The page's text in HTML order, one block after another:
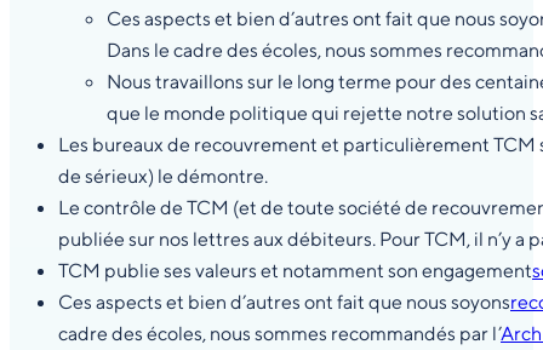
Ces aspects et bien d’autres ont fait que nous
Dans le cadre des écoles, nous sommes
Nous travaillons sur le long terme pour des
que le monde politique qui rejette notre solution
Les bureaux de recouvrement et particulièrement TCM
de sérieux) le démontre.
Le contrôle de TCM (et de toute société de
publiée sur nos lettres aux débiteurs. Pour TCM, il n’y
TCM publie ses valeurs et notamment son engagement
Ces aspects et bien d’autres ont fait que nous soyons
cadre des écoles, nous sommes recommandés par l’